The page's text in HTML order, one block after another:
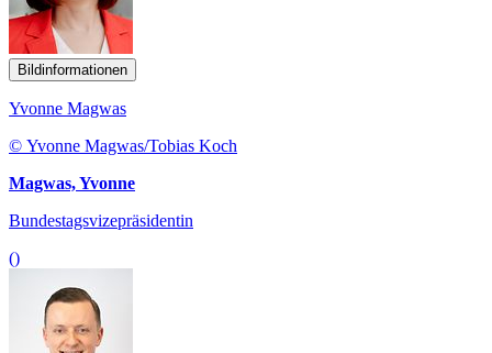
Bildinformationen
Yvonne Magwas
© Yvonne Magwas/Tobias Koch
Magwas, Yvonne
Bundestagsvizepräsidentin
()